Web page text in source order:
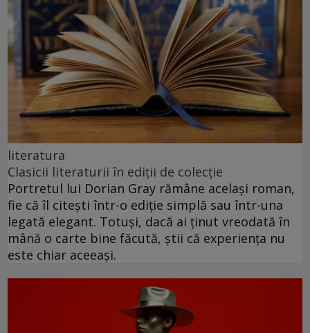
literatura
Clasicii literaturii în ediții de colecție
Portretul lui Dorian Gray rămâne același roman,
fie că îl citești într-o ediție simplă sau într-una
legată elegant. Totuși, dacă ai ținut vreodată în
mână o carte bine făcută, știi că experiența nu
este chiar aceeași.